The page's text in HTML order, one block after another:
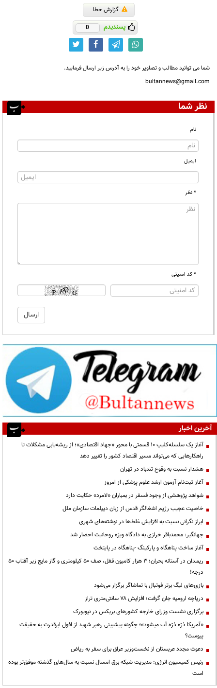
گزارش خطا
پسندیدم 0
شما می توانید مطالب و تصاویر خود را به آدرس زیر ارسال فرمایید.
bultannews@gmail.com
نظر شما
نام
ایمیل
* نظر
* کد امنیتی
آخرین اخبار
آغاز یک سلسله‌کلیپ ۱۰ قسمتی با محور «جهاد اقتصادی»؛ از ریشه‌یابی مشکلات تا
راهکارهایی که می‌تواند مسیر اقتصاد کشور را تغییر دهد
هشدار نسبت به وقوع تندباد در تهران
آغاز ثبت‌نام آزمون ارشد علوم پزشکی از امروز
شواهد پژوهشی از وجود فسفر در بمباران «لامرد» حکایت دارد
خاصیت عجیب رژیم اشغالگر قدس از زبان دیپلمات سازمان ملل
ابراز نگرانی نسبت به افزایش غلط‌ها در نوشته‌های شهری
جهانگیر: محمدباقر خرازی به دادگاه ویژه روحانیت احضار شد
آغاز ساخت پناهگاه و پارکینگ -پناهگاه در پایتخت
ریمـدان در آستانه بحران؛ ۳ هزار کامیون قفل، صف ۵۰ کیلومتری و گاز مایع زیر آفتاب ۵۰
درجه!
بازی‌های لیگ برتر فوتبال با تماشاگر برگزار می‌شود
دریاچه ارومیه جان گرفت؛ افزایش ۷۸ سانتی‌متری تراز
برگزاری نشست وزرای خارجه کشورهای بریکس در نیویورک
«آمریکا ذرّه ذرّه آب میشود»؛ چگونه پیشبینی رهبر شهید از افول ابرقدرت به حقیقت
پیوست؟
دعوت مجدد عربستان از نخست‌وزیر عراق برای سفر به ریاض
رئیس کمیسیون انرژی: مدیریت شبکه برق امسال نسبت به سال‌های گذشته موفق‌تر بوده
است